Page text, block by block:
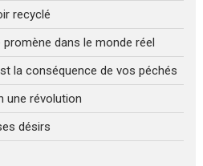
recyclé
dans le monde réel
la conséquence de vos péchés
une révolution
désirs